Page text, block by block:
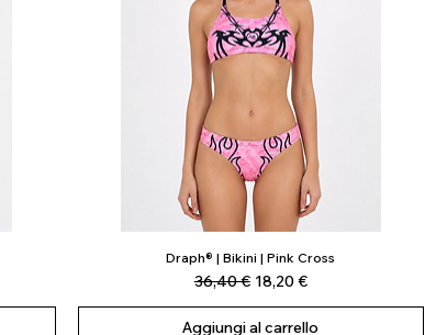
Vista rapida
Draph® | Bikini | Pink Cross
Prezzo regolare
36,40 € Prezzo scontato
18,20 €
Aggiungi al carrello